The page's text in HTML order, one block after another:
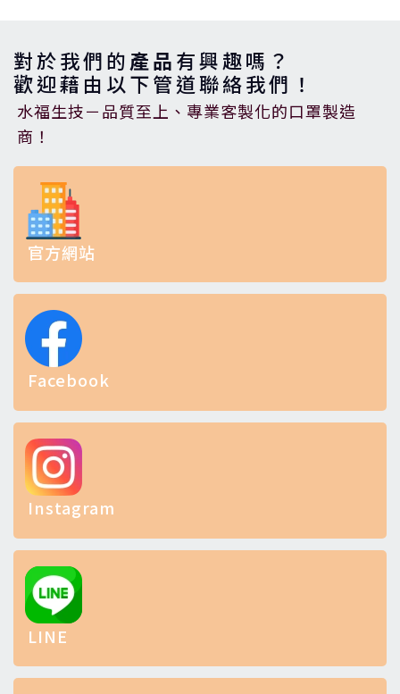
對於我們的產品有興趣嗎？
歡迎藉由以下管道聯絡我們！
水福生技－品質至上、專業客製化的口罩製造
商！
官方網站
Facebook
Instagram
LINE